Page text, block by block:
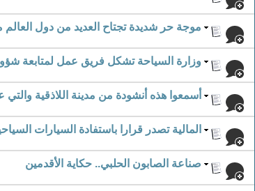
موجة حر شديدة تجتاح العديد من دول العالم
وزارة السياحة تشكل فريق عمل لمتابعة
أسمعوا هذه أنشودة من مدينة اللاذقية والتي عمرها
المالية تصدر قرارا باستفادة السيارات
صناعة الصابون الحلبي.. حكاية الأقدمين